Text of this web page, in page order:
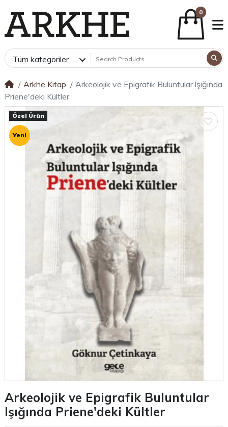
0
Tüm kategoriler
Arkhe Kitap
Arkeolojik ve Epigrafik Buluntular lşığında
Priene'deki Kültler
Özel Ürün
Yeni
Arkeolojik ve Epigrafik Buluntular
lşığında Priene'deki Kültler